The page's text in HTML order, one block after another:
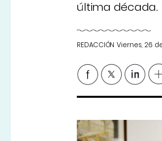
última década.
REDACCIÓN Viernes, 26